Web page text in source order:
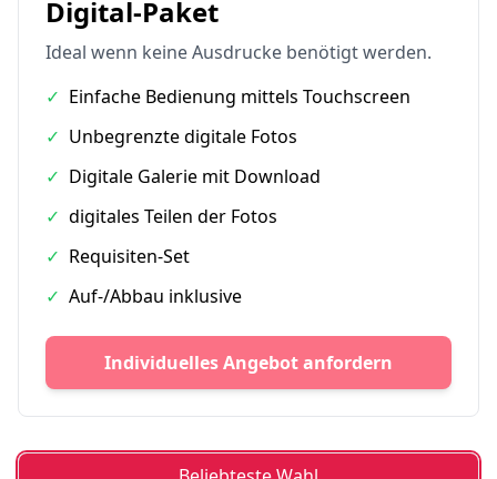
Digital-Paket
Ideal wenn keine Ausdrucke benötigt werden.
✓ Einfache Bedienung mittels Touchscreen
✓ Unbegrenzte digitale Fotos
✓ Digitale Galerie mit Download
✓ digitales Teilen der Fotos
✓ Requisiten-Set
✓ Auf-/Abbau inklusive
Individuelles Angebot anfordern